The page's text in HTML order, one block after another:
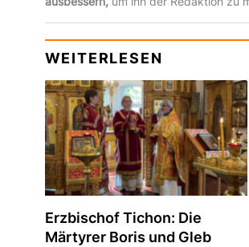
WEITERLESEN
Erzbischof Tichon: Die
Märtyrer Boris und Gleb